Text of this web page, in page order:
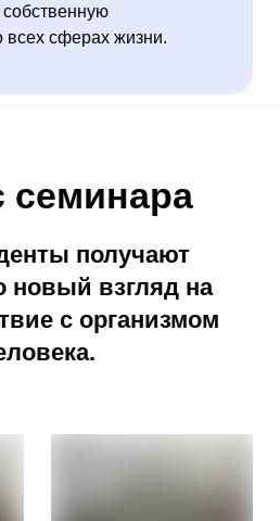
всех сферах жизни.
семинара
получают
новый взгляд на
с организмом